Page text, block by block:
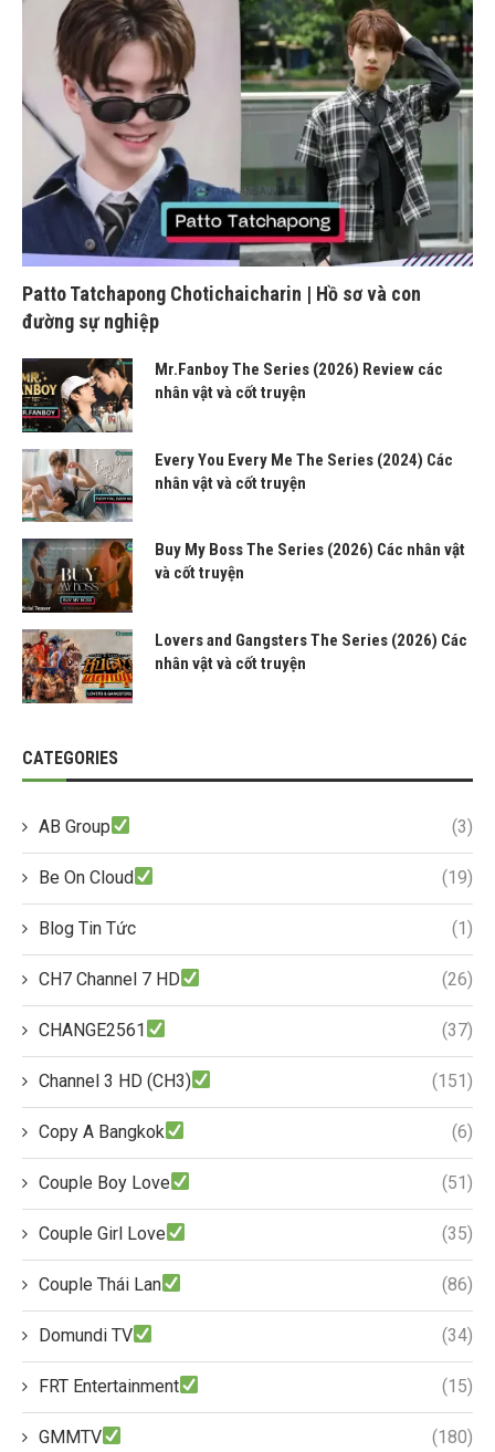
Patto Tatchapong Chotichaicharin | Hồ sơ và con
đường sự nghiệp
Mr.Fanboy The Series (2026) Review các
nhân vật và cốt truyện
Every You Every Me The Series (2024) Các
nhân vật và cốt truyện
Buy My Boss The Series (2026) Các nhân vật
và cốt truyện
Lovers and Gangsters The Series (2026) Các
nhân vật và cốt truyện
CATEGORIES
AB Group (3)
Be On Cloud (19)
Blog Tin Tức (1)
CH7 Channel 7 HD (26)
CHANGE2561 (37)
Channel 3 HD (CH3) (151)
Copy A Bangkok (6)
Couple Boy Love (51)
Couple Girl Love (35)
Couple Thái Lan (86)
Domundi TV (34)
FRT Entertainment (15)
GMMTV (180)